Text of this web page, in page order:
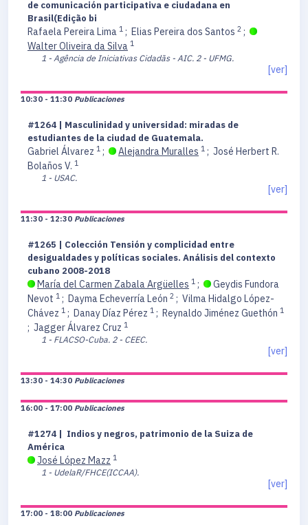
de comunicación participativa e ciudadana en
Brasil(Edição bi
Rafaela Pereira Lima 1 ; Elias Pereira dos Santos 2 ;
Walter Oliveira da Silva 1
1 - Agência de Iniciativas Cidadãs - AIC. 2 - UFMG.
[ver]
10:30 - 11:30 Publicaciones
#1264 | Masculinidad y universidad: miradas de
estudiantes de la ciudad de Guatemala.
Gabriel Álvarez 1 ; Alejandra Muralles 1 ; José Herbert R.
Bolaños V. 1
1 - USAC.
[ver]
11:30 - 12:30 Publicaciones
#1265 | Colección Tensión y complicidad entre
desigualdades y políticas sociales. Análisis del contexto
cubano 2008-2018
María del Carmen Zabala Argüelles 1 ;
Geydis Fundora
Nevot 1 ; Dayma Echeverría León 2 ; Vilma Hidalgo López-
Chávez 1 ; Danay Díaz Pérez 1 ; Reynaldo Jiménez Guethón 1
; Jagger Álvarez Cruz 1
1 - FLACSO-Cuba. 2 - CEEC.
[ver]
13:30 - 14:30 Publicaciones
16:00 - 17:00 Publicaciones
#1274 | Indios y negros, patrimonio de la Suiza de
América
José López Mazz 1
1 - UdelaR/FHCE(ICCAA).
[ver]
17:00 - 18:00 Publicaciones